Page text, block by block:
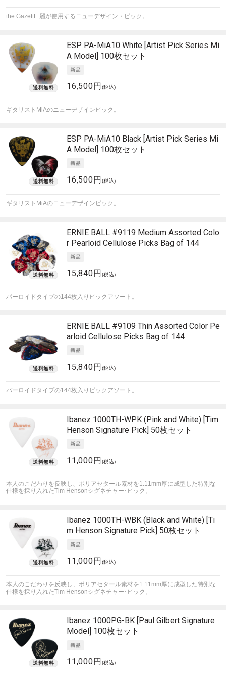
the GazettE 麗が使用するニューデザイン・ピック。
ESP PA-MiA10 White [Artist Pick Series Mi
A Model] 100枚セット
16,500円 (税込)
ギタリストMiAのニューデザインピック。
ESP PA-MiA10 Black [Artist Pick Series Mi
A Model] 100枚セット
16,500円 (税込)
ギタリストMiAのニューデザインピック。
ERNIE BALL #9119 Medium Assorted Colo
r Pearloid Cellulose Picks Bag of 144
15,840円 (税込)
パーロイドタイプの144枚入りピックアソート。
ERNIE BALL #9109 Thin Assorted Color Pe
arloid Cellulose Picks Bag of 144
15,840円 (税込)
パーロイドタイプの144枚入りピックアソート。
Ibanez 1000TH-WPK (Pink and White) [Tim
Henson Signature Pick] 50枚セット
11,000円 (税込)
本人のこだわりを反映し、ポリアセタール素材を1.11mm厚に成型した特別な
仕様を採り入れたTim Hensonシグネチャー･ピック。
Ibanez 1000TH-WBK (Black and White) [Ti
m Henson Signature Pick] 50枚セット
11,000円 (税込)
本人のこだわりを反映し、ポリアセタール素材を1.11mm厚に成型した特別な
仕様を採り入れたTim Hensonシグネチャー･ピック。
Ibanez 1000PG-BK [Paul Gilbert Signature
Model] 100枚セット
11,000円 (税込)